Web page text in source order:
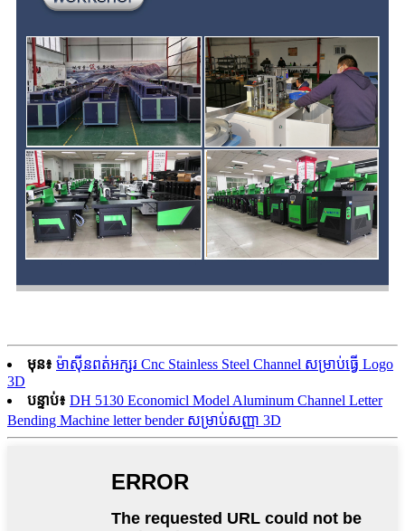
មុន៖ ម៉ាស៊ីនពត់អក្សរ Cnc Stainless Steel Channel សម្រាប់ធ្វើ Logo
3D
បន្ទាប់៖ DH 5130 Economicl Model Aluminum Channel Letter
Bending Machine letter bender សម្រាប់សញ្ញា 3D